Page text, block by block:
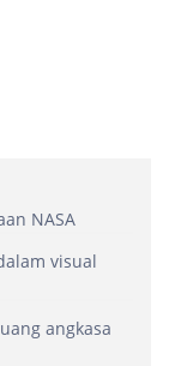
NASA
visual
angkasa